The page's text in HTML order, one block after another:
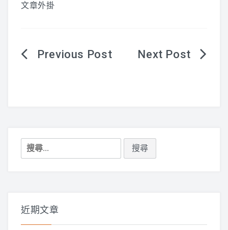
文章外掛
文
搜
尋
近期文章